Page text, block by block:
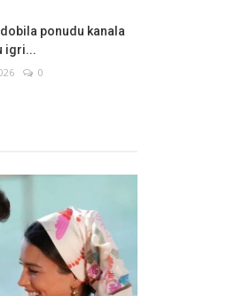
ponudu kanala
igri...
0